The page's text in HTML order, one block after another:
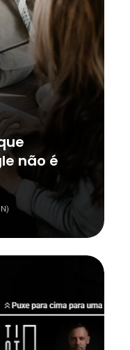
não é